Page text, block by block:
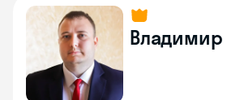
Владимир